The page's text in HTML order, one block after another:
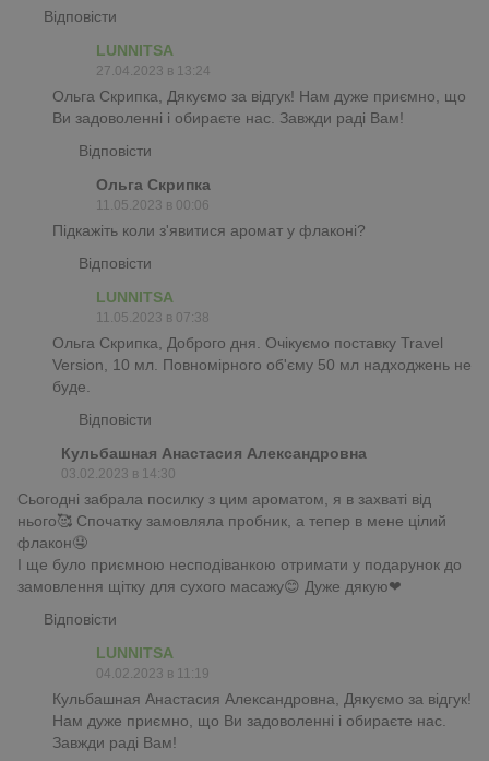
Відповісти
LUNNITSA
27.04.2023 в 13:24
Ольга Скрипка, Дякуємо за відгук! Нам дуже приємно, що
Ви задоволенні і обираєте нас. Завжди раді Вам!
Відповісти
Ольга Скрипка
11.05.2023 в 00:06
Підкажіть коли з'явитися аромат у флаконі?
Відповісти
LUNNITSA
11.05.2023 в 07:38
Ольга Скрипка, Доброго дня. Очікуємо поставку Travel
Version, 10 мл. Повномірного об'єму 50 мл надходжень не
буде.
Відповісти
Кульбашная Анастасия Александровна
03.02.2023 в 14:30
Сьогодні забрала посилку з цим ароматом, я в захваті від
нього🥰 Спочатку замовляла пробник, а тепер в мене цілий
флакон🤤
І ще було приємною несподіванкою отримати у подарунок до
замовлення щітку для сухого масажу😊 Дуже дякую❤
Відповісти
LUNNITSA
04.02.2023 в 11:19
Кульбашная Анастасия Александровна, Дякуємо за відгук!
Нам дуже приємно, що Ви задоволенні і обираєте нас.
Завжди раді Вам!